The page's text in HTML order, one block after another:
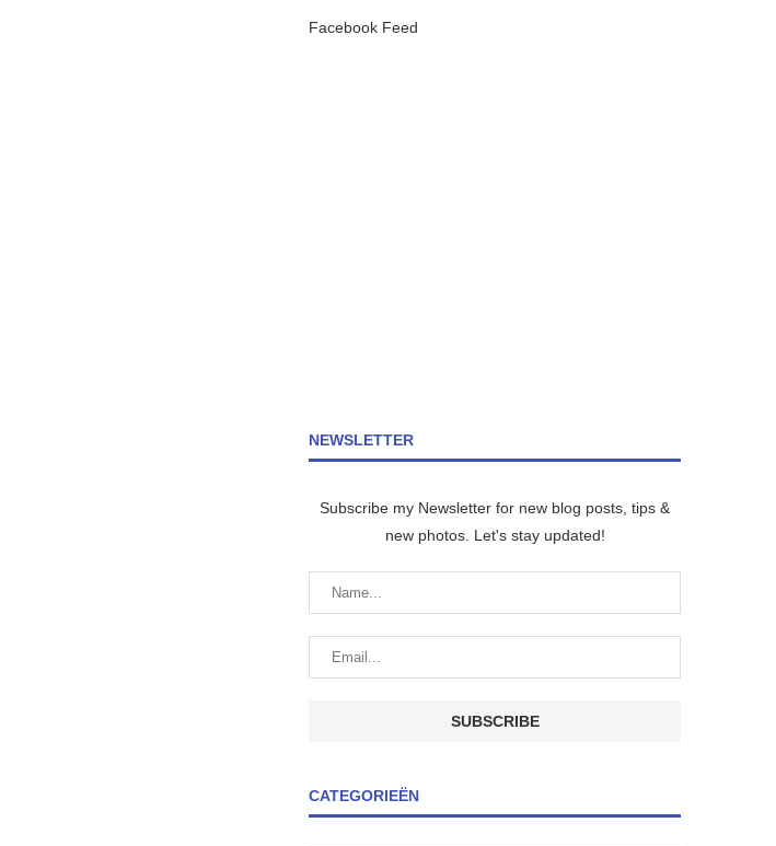
Facebook Feed
NEWSLETTER
Subscribe my Newsletter for new blog posts, tips &
new photos. Let's stay updated!
CATEGORIEËN